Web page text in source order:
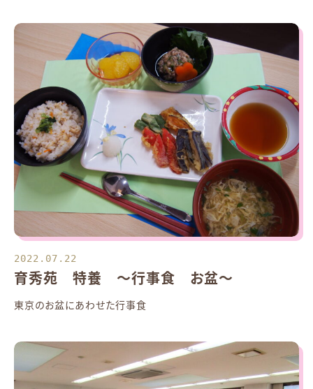
2022.07.22
育秀苑 特養 ～行事食 お盆～
東京のお盆にあわせた行事食